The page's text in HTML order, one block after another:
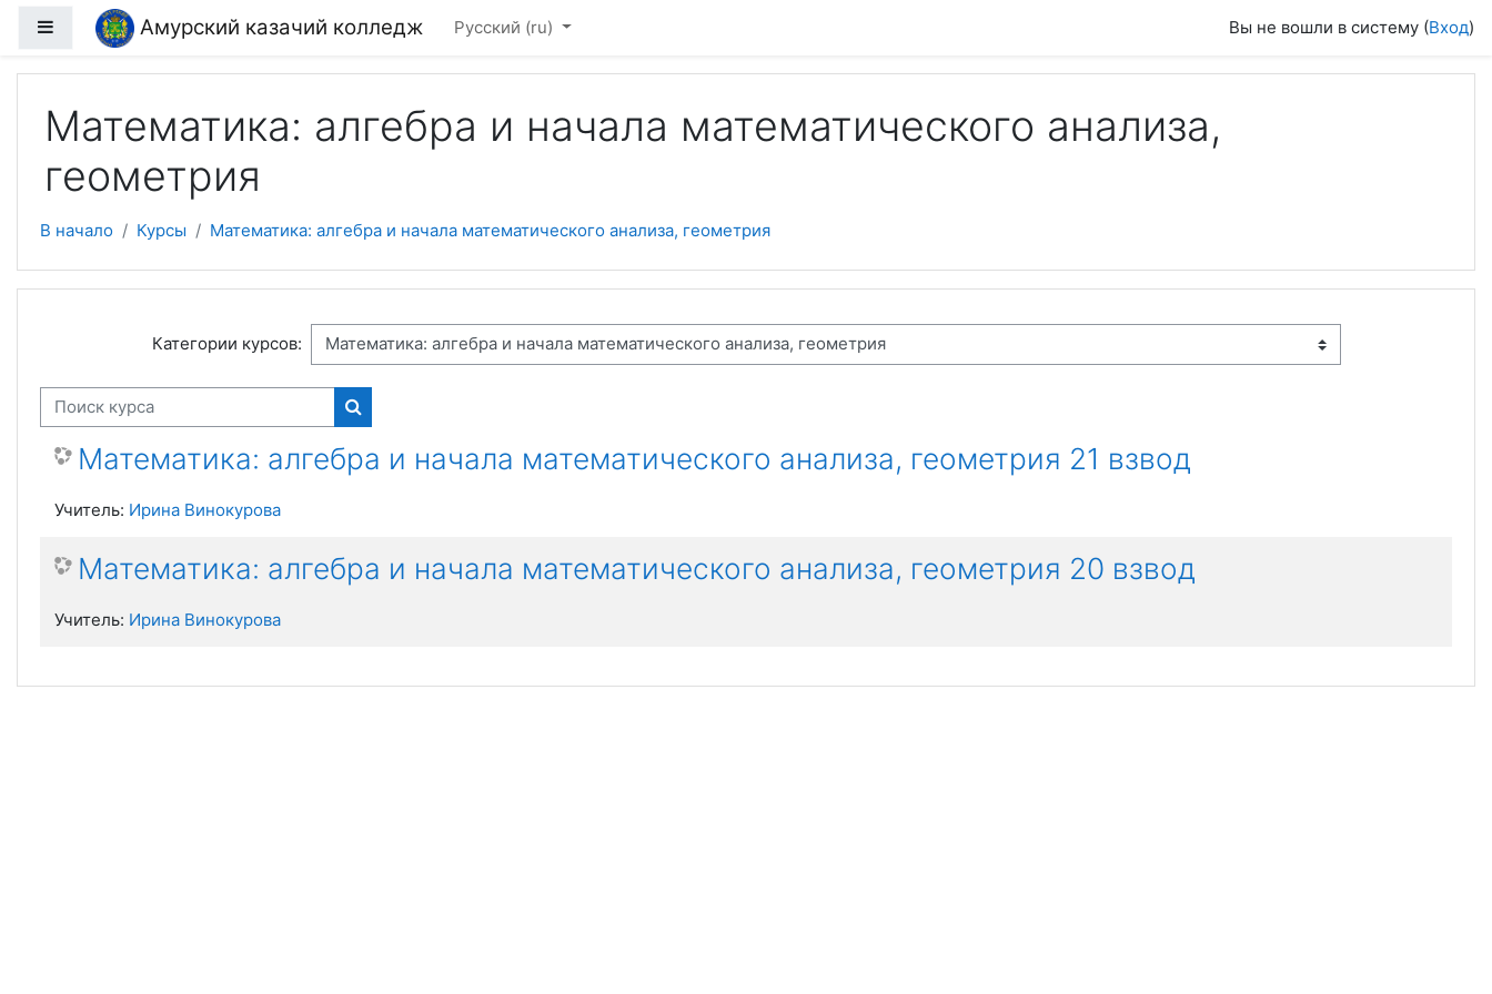
Перейти к основному содержанию
Боковая панельАмурский казачий колледж Русский ‎(ru)‎ Вы не вошли в систему (Вход)
Математика: алгебра и начала математического анализа,
геометрия
В начало Курсы Математика: алгебра и начала математического анализа, геометрия
Категории курсов:
Поиск курса
Поиск курса
Математика: алгебра и начала математического анализа, геометрия 21 взвод
Учитель: Ирина Винокурова
Математика: алгебра и начала математического анализа, геометрия 20 взвод
Учитель: Ирина Винокурова